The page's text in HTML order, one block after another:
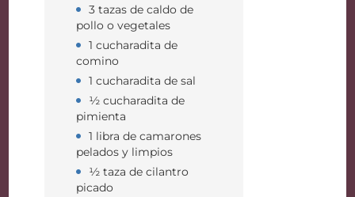
3 tazas de caldo de
pollo o vegetales
1 cucharadita de
comino
1 cucharadita de sal
½ cucharadita de
pimienta
1 libra de camarones
pelados y limpios
½ taza de cilantro
picado